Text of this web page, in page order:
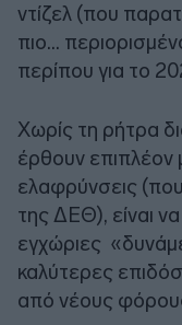
ντίζελ (που
πιο...
περίπου για το
Χωρίς τη ρήτρα
έρθουν επιπλέον
ελαφρύνσεις (που
της ΔΕΘ), είναι
εγχώριες
καλύτερες
από νέους